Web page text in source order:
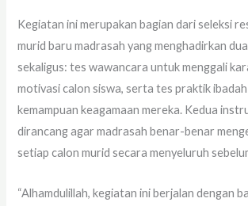
Kegiatan ini merupakan bagian dari seleksi
murid baru madrasah yang menghadirkan
sekaligus: tes wawancara untuk menggali
motivasi calon siswa, serta tes praktik
kemampuan keagamaan mereka. Kedua
dirancang agar madrasah benar-benar
setiap calon murid secara menyeluruh
“Alhamdulillah, kegiatan ini berjalan dengan